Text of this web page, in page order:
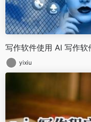
写作软件使用 AI 写作
yixiu